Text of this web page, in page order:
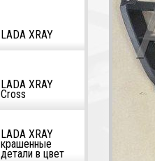
LADA XRAY
LADA XRAY
Cross
LADA XRAY
крашенные
детали в цвет